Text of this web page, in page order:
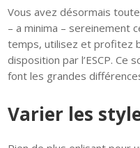
Vous avez désormais
– a minima – sereinement
temps, utilisez et profitez
disposition par l’ESCP. Ce
font les grandes
Varier les